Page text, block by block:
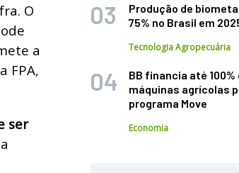
O
a
FPA,
ser
Produção de
75% no Brasil em
Tecnologia Agropecuária
BB financia até 100%
máquinas agrícolas
programa Move
Economia